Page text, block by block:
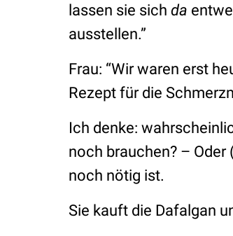
lassen sie sich da
ausstellen.”
Frau: “Wir waren erst
Rezept für die
Ich denke:
noch brauchen? –
noch nötig ist.
Sie kauft die Dafalgan